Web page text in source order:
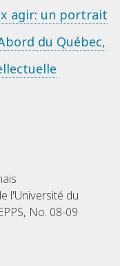
agir: un portrait
du Québec,
l'Université du
No. 08-09